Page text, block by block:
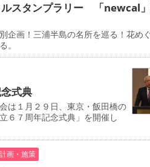
スタンプラリー 「newcal
企画！三浦半島の名所を巡る！花め
。
式典
１月２９日、東京・飯田橋の
６７周年記念式典」を開催し
画・施策